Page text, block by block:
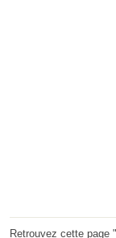
Retrouvez cette page